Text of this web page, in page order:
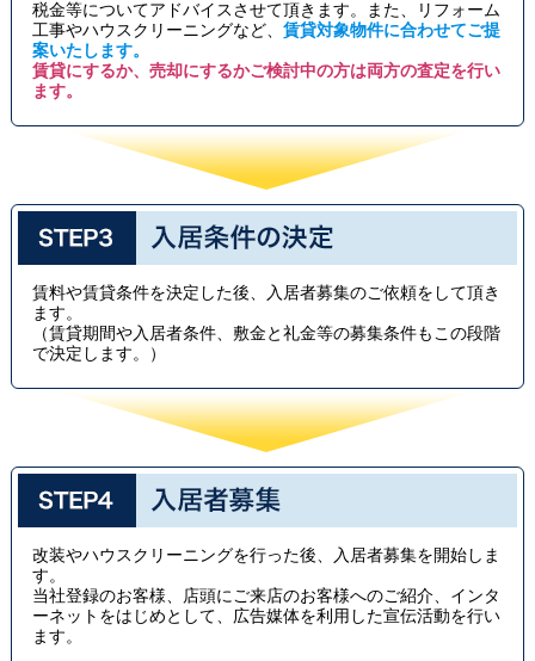
税金等についてアドバイスさせて頂きます。また、リフォーム
工事やハウスクリーニングなど、賃貸対象物件に合わせてご提
案いたします。
賃貸にするか、売却にするかご検討中の方は両方の査定を行い
ます。
賃料や賃貸条件を決定した後、入居者募集のご依頼をして頂き
ます。
（賃貸期間や入居者条件、敷金と礼金等の募集条件もこの段階
で決定します。）
改装やハウスクリーニングを行った後、入居者募集を開始しま
す。
当社登録のお客様、店頭にご来店のお客様へのご紹介、インタ
ーネットをはじめとして、広告媒体を利用した宣伝活動を行い
ます。